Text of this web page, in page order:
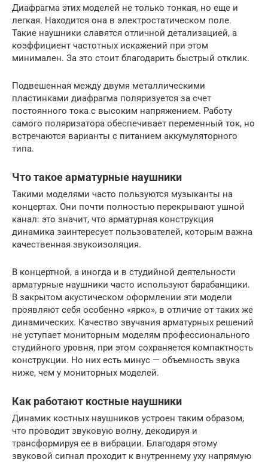
Диафрагма этих моделей не только тонкая, но еще и
легкая. Находится она в электростатическом поле.
Такие наушники славятся отличной детализацией, а
коэффициент частотных искажений при этом
минимален. За это стоит благодарить быстрый отклик.
Подвешенная между двумя металлическими
пластинками диафрагма поляризуется за счет
постоянного тока с высоким напряжением. Работу
самого поляризатора обеспечивает переменный ток, но
встречаются варианты с питанием аккумуляторного
типа.
Что такое арматурные наушники
Такими моделями часто пользуются музыканты на
концертах. Они почти полностью перекрывают ушной
канал: это значит, что арматурная конструкция
динамика заинтересует пользователей, которым важна
качественная звукоизоляция.
В концертной, а иногда и в студийной деятельности
арматурные наушники часто используют барабанщики.
В закрытом акустическом оформлении эти модели
проявляют себя особенно «ярко», в отличие от таких же
динамических. Качество звучания арматурных решений
не уступает мониторным моделям профессионального
студийного уровня, при этом сохраняется компактность
конструкции. Но них есть минус — объемность звука
ниже, чем у мониторных моделей.
Как работают костные наушники
Динамик костных наушников устроен таким образом,
что проводит звуковую волну, декодируя и
трансформируя ее в вибрации. Благодаря этому
звуковой сигнал проходит к внутреннему уху напрямую